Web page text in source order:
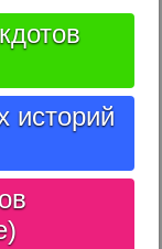
историй